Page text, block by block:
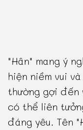
"Hân" mang ý
hiện niềm vui
thường gợi đến
có thể liên
đáng yêu. Tên